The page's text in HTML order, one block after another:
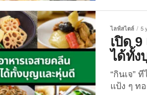
มาให้แค่
ของชาว
พวกเรา
แซนด์วิช
นั้นบางเ
จะพาเพื่
บางเฉีย
ไลฟ์สไตล์ 5
เปิด
ได้ทั้ง
“กินเจ”
แป้ง ๆ ท